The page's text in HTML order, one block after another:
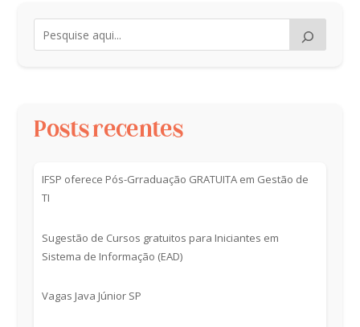
Posts recentes
IFSP oferece Pós-Grraduação GRATUITA em Gestão de
TI
Sugestão de Cursos gratuitos para Iniciantes em
Sistema de Informação (EAD)
Vagas Java Júnior SP